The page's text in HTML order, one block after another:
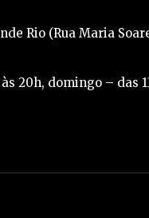
Rio (Rua Maria
20h, domingo – das